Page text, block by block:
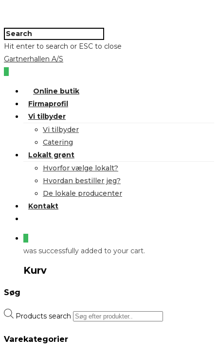
Hit enter to search or ESC to close
Gartnerhallen A/S
Online butik
Firmaprofil
Vi tilbyder
Vi tilbyder
Catering
Lokalt grønt
Hvorfor vælge lokalt?
Hvordan bestiller jeg?
De lokale producenter
Kontakt
was successfully added to your cart.
Kurv
Søg
Products search
Varekategorier